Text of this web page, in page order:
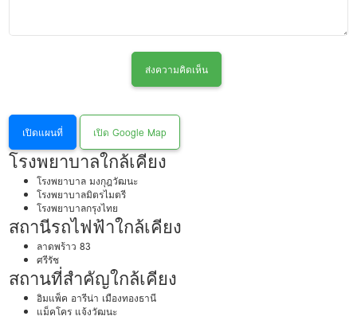
ส่งความคิดเห็น
เปิดแผนที่ เปิด Google Map
โรงพยาบาลใกล้เคียง
โรงพยาบาล มงกุฎวัฒนะ
โรงพยาบาลมิตรไมตรี
โรงพยาบาลกรุงไทย
สถานีรถไฟฟ้าใกล้เคียง
ลาดพร้าว 83
ศรีรัช
สถานที่สำคัญใกล้เคียง
อิมแพ็ค อารีน่า เมืองทองธานี
แม็คโคร แจ้งวัฒนะ